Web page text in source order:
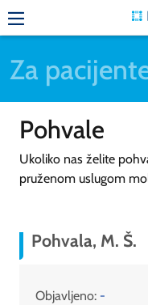
Za
Pohvale
Ukoliko nas želite
pruženom uslugom
Pohvala, M. Š.
Objavljeno: -